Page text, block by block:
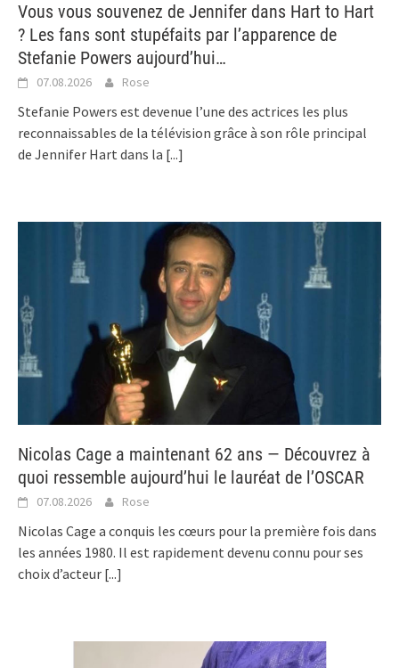
Vous vous souvenez de Jennifer dans Hart to Hart
? Les fans sont stupéfaits par l’apparence de
Stefanie Powers aujourd’hui…
07.08.2026 Rose
Stefanie Powers est devenue l’une des actrices les plus
reconnaissables de la télévision grâce à son rôle principal
de Jennifer Hart dans la [...]
Nicolas Cage a maintenant 62 ans — Découvrez à
quoi ressemble aujourd’hui le lauréat de l’OSCAR
07.08.2026 Rose
Nicolas Cage a conquis les cœurs pour la première fois dans
les années 1980. Il est rapidement devenu connu pour ses
choix d’acteur [...]